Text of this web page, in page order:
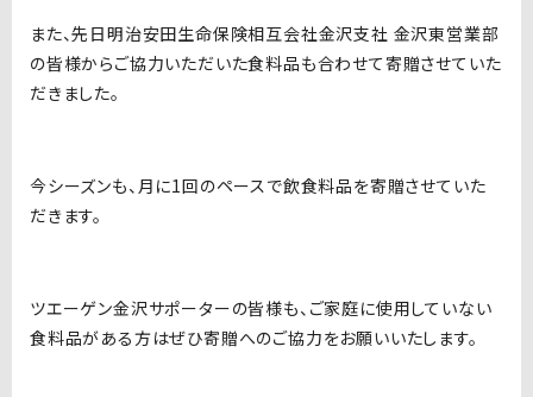
また、先日明治安田生命保険相互会社金沢支社 金沢東営業部
の皆様からご協力いただいた食料品も合わせて寄贈させていた
だきました。
今シーズンも、月に1回のペースで飲食料品を寄贈させていた
だきます。
ツエーゲン金沢サポーターの皆様も、ご家庭に使用していない
食料品がある方はぜひ寄贈へのご協力をお願いいたします。